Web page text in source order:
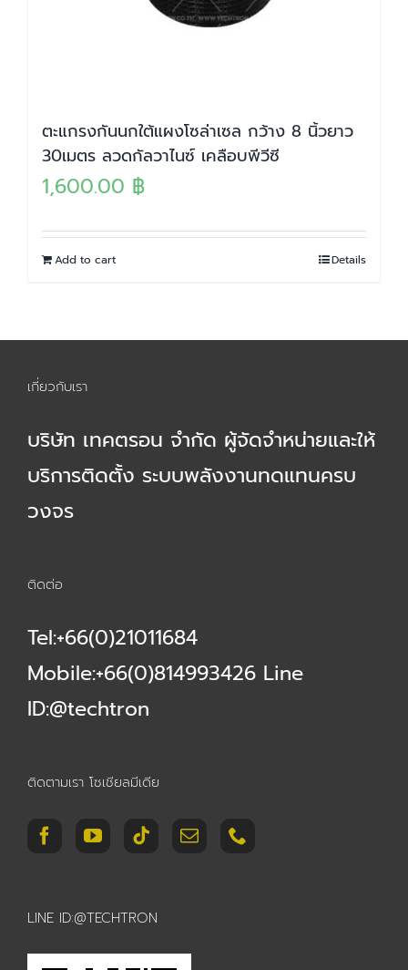
ตะแกรงกันนกใต้แผงโซล่าเซล กว้าง 8 นิ้วยาว
30เมตร ลวดกัลวาไนซ์ เคลือบพีวีซี
1,600.00 ฿
Add to cart Details
เกี่ยวกับเรา
บริษัท เทคตรอน จำกัด ผู้จัดจำหน่ายและให้
บริการติดตั้ง ระบบพลังงานทดแทนครบ
วงจร
ติดต่อ
Tel:+66(0)21011684
Mobile:+66(0)814993426 Line
ID:@techtron
ติดตามเรา โซเชียลมีเดีย
LINE ID:@TECHTRON